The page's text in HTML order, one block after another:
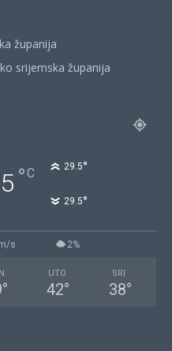
županija
srijemska županija
°C 29.5°
29.5°
s 2%
°
UTO
42°
SRI
38°